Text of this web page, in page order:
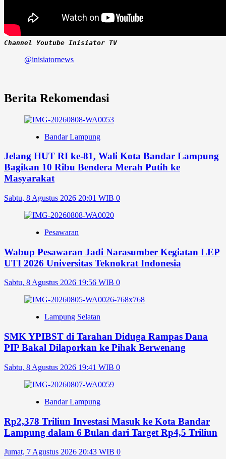
Channel Youtube Inisiator TV
@inisiatornews
Berita Rekomendasi
Bandar Lampung
Jelang HUT RI ke-81, Wali Kota Bandar Lampung
Bagikan 10 Ribu Bendera Merah Putih ke
Masyarakat
Sabtu, 8 Agustus 2026 20:01 WIB 0
Pesawaran
Wabup Pesawaran Jadi Narasumber Kegiatan LEP
UTI 2026 Universitas Teknokrat Indonesia
Sabtu, 8 Agustus 2026 19:56 WIB 0
Lampung Selatan
SMK YPIBST di Tarahan Diduga Rampas Dana
PIP Bakal Dilaporkan ke Pihak Berwenang
Sabtu, 8 Agustus 2026 19:41 WIB 0
Bandar Lampung
Rp2,378 Triliun Investasi Masuk ke Kota Bandar
Lampung dalam 6 Bulan dari Target Rp4,5 Triliun
Jumat, 7 Agustus 2026 20:43 WIB 0